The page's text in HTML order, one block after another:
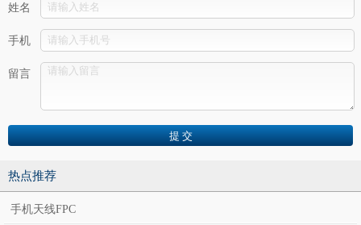
☆总月产能达7万平米，满足天线软板客户对FPC的批量需求；
☆ 配套20条雅马哈SMT生产线，为您减少供应链环节；
姓名
手机
留言
热点推荐
手机天线FPC